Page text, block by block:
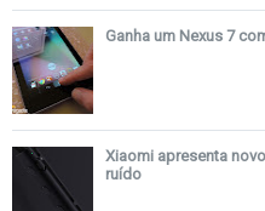
Ganha um Nexus 7
Xiaomi apresenta
ruído